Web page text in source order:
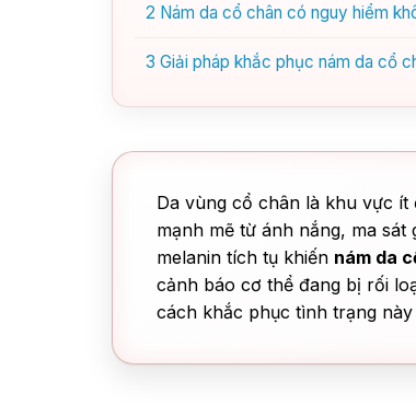
2 Nám da cổ chân có nguy hiểm
3 Giải pháp khắc phục nám da cổ
Da vùng cổ chân là khu vực
mạnh mẽ từ ánh nắng, ma
melanin tích tụ khiến nám da
cảnh báo cơ thể đang bị rối
cách khắc phục tình trạng